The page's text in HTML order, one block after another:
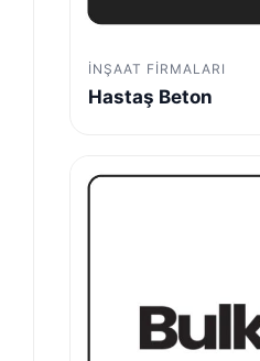
İNŞAAT FIRMALARI
Hastaş Beton